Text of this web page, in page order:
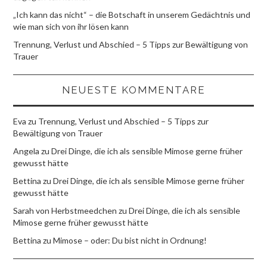
„Ich kann das nicht“ – die Botschaft in unserem Gedächtnis und
wie man sich von ihr lösen kann
Trennung, Verlust und Abschied – 5 Tipps zur Bewältigung von
Trauer
NEUESTE KOMMENTARE
Eva zu Trennung, Verlust und Abschied – 5 Tipps zur
Bewältigung von Trauer
Angela zuDrei Dinge, die ich als sensible Mimose gerne früher
gewusst hätte
Bettina zuDrei Dinge, die ich als sensible Mimose gerne früher
gewusst hätte
Sarah von Herbstmeedchen zuDrei Dinge, die ich als sensible
Mimose gerne früher gewusst hätte
Bettina zuMimose – oder: Du bist nicht in Ordnung!